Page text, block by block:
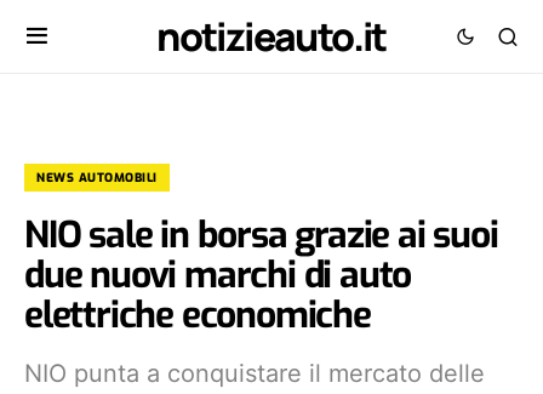
notizieauto.it
NEWS AUTOMOBILI
NIO sale in borsa grazie ai suoi
due nuovi marchi di auto
elettriche economiche
NIO punta a conquistare il mercato delle